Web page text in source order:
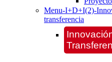
Menu-I+D+I(2)-
transferencia